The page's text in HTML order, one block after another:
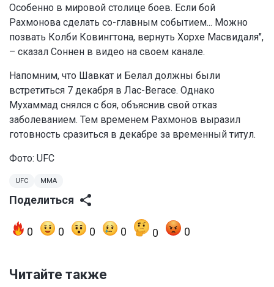
Особенно в мировой столице боев. Если бой
Рахмонова сделать со-главным событием... Можно
позвать Колби Ковингтона, вернуть Хорхе Масвидаля",
– сказал Соннен в видео на своем канале.
Напомним, что Шавкат и Белал должны были
встретиться 7 декабря в Лас-Вегасе. Однако
Мухаммад снялся с боя, объяснив свой отказ
заболеванием. Тем временем Рахмонов выразил
готовность сразиться в декабре за временный титул.
Фото: UFC
UFC MMA
Поделиться
0 0 0 0 0 0
Читайте также